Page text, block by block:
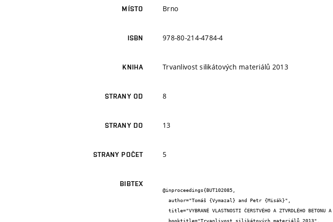
MÍSTO Brno
ISBN 978-80-214-4784-4
KNIHA Trvanlivost silikátových materiálů 2013
STRANY OD 8
STRANY DO 13
STRANY POČET 5
BIBTEX
@inproceedings{BUT102085,